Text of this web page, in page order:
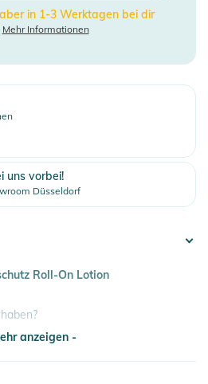
in 1-3 Werktagen bei dir
Mehr Informationen
uns vorbei!
Düsseldorf
Roll-On Lotion
anzeigen -